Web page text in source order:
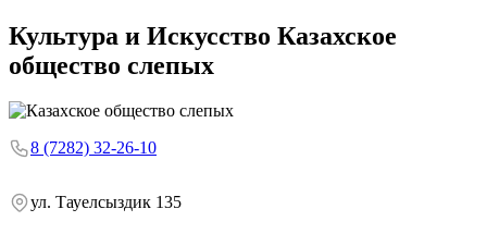
Культура и Искусство Казахское
общество слепых
8 (7282) 32-26-10
ул. Тауелсыздик 135